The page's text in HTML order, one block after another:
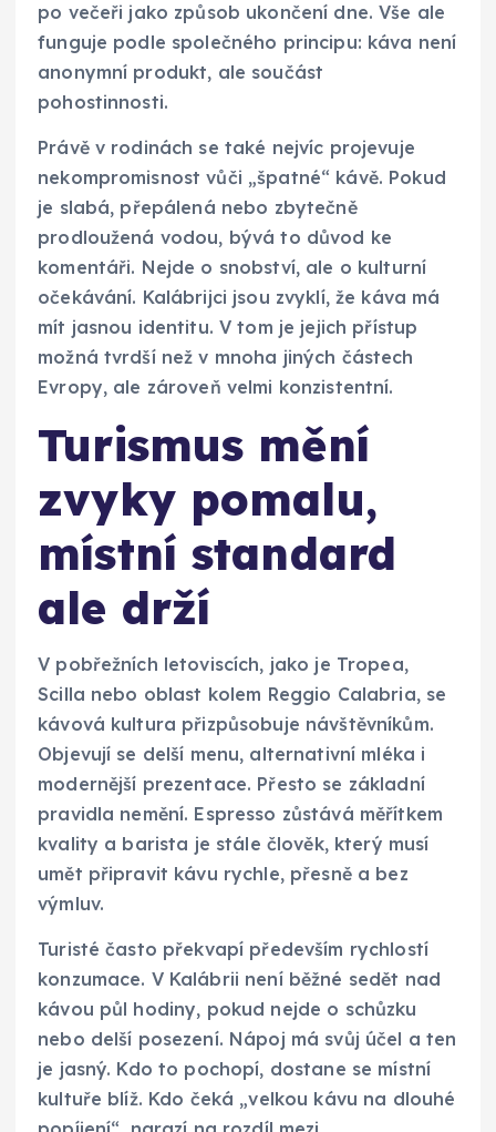
po večeři jako způsob ukončení dne. Vše ale
funguje podle společného principu: káva není
anonymní produkt, ale součást
pohostinnosti.
Právě v rodinách se také nejvíc projevuje
nekompromisnost vůči „špatné“ kávě. Pokud
je slabá, přepálená nebo zbytečně
prodloužená vodou, bývá to důvod ke
komentáři. Nejde o snobství, ale o kulturní
očekávání. Kalábrijci jsou zvyklí, že káva má
mít jasnou identitu. V tom je jejich přístup
možná tvrdší než v mnoha jiných částech
Evropy, ale zároveň velmi konzistentní.
Turismus mění
zvyky pomalu,
místní standard
ale drží
V pobřežních letoviscích, jako je Tropea,
Scilla nebo oblast kolem Reggio Calabria, se
kávová kultura přizpůsobuje návštěvníkům.
Objevují se delší menu, alternativní mléka i
modernější prezentace. Přesto se základní
pravidla nemění. Espresso zůstává měřítkem
kvality a barista je stále člověk, který musí
umět připravit kávu rychle, přesně a bez
výmluv.
Turisté často překvapí především rychlostí
konzumace. V Kalábrii není běžné sedět nad
kávou půl hodiny, pokud nejde o schůzku
nebo delší posezení. Nápoj má svůj účel a ten
je jasný. Kdo to pochopí, dostane se místní
kultuře blíž. Kdo čeká „velkou kávu na dlouhé